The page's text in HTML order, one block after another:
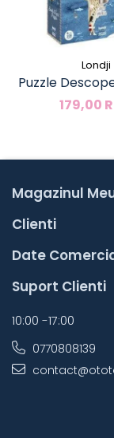
Londji
Puzzle
Londji
179,00
Magazinul
Clienti
Date
Suport Clienti
10:00 -17:00
0770808139